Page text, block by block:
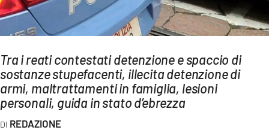
LAC NETWORK
LAC ONAIR
LaC
Network
LACPLAY.IT
LACTV.IT
Tra i reati contestati detenzione e spaccio di
sostanze stupefacenti, illecita detenzione di
armi, maltrattamenti in famiglia, lesioni
personali, guida in stato d’ebrezza
REDAZIONE